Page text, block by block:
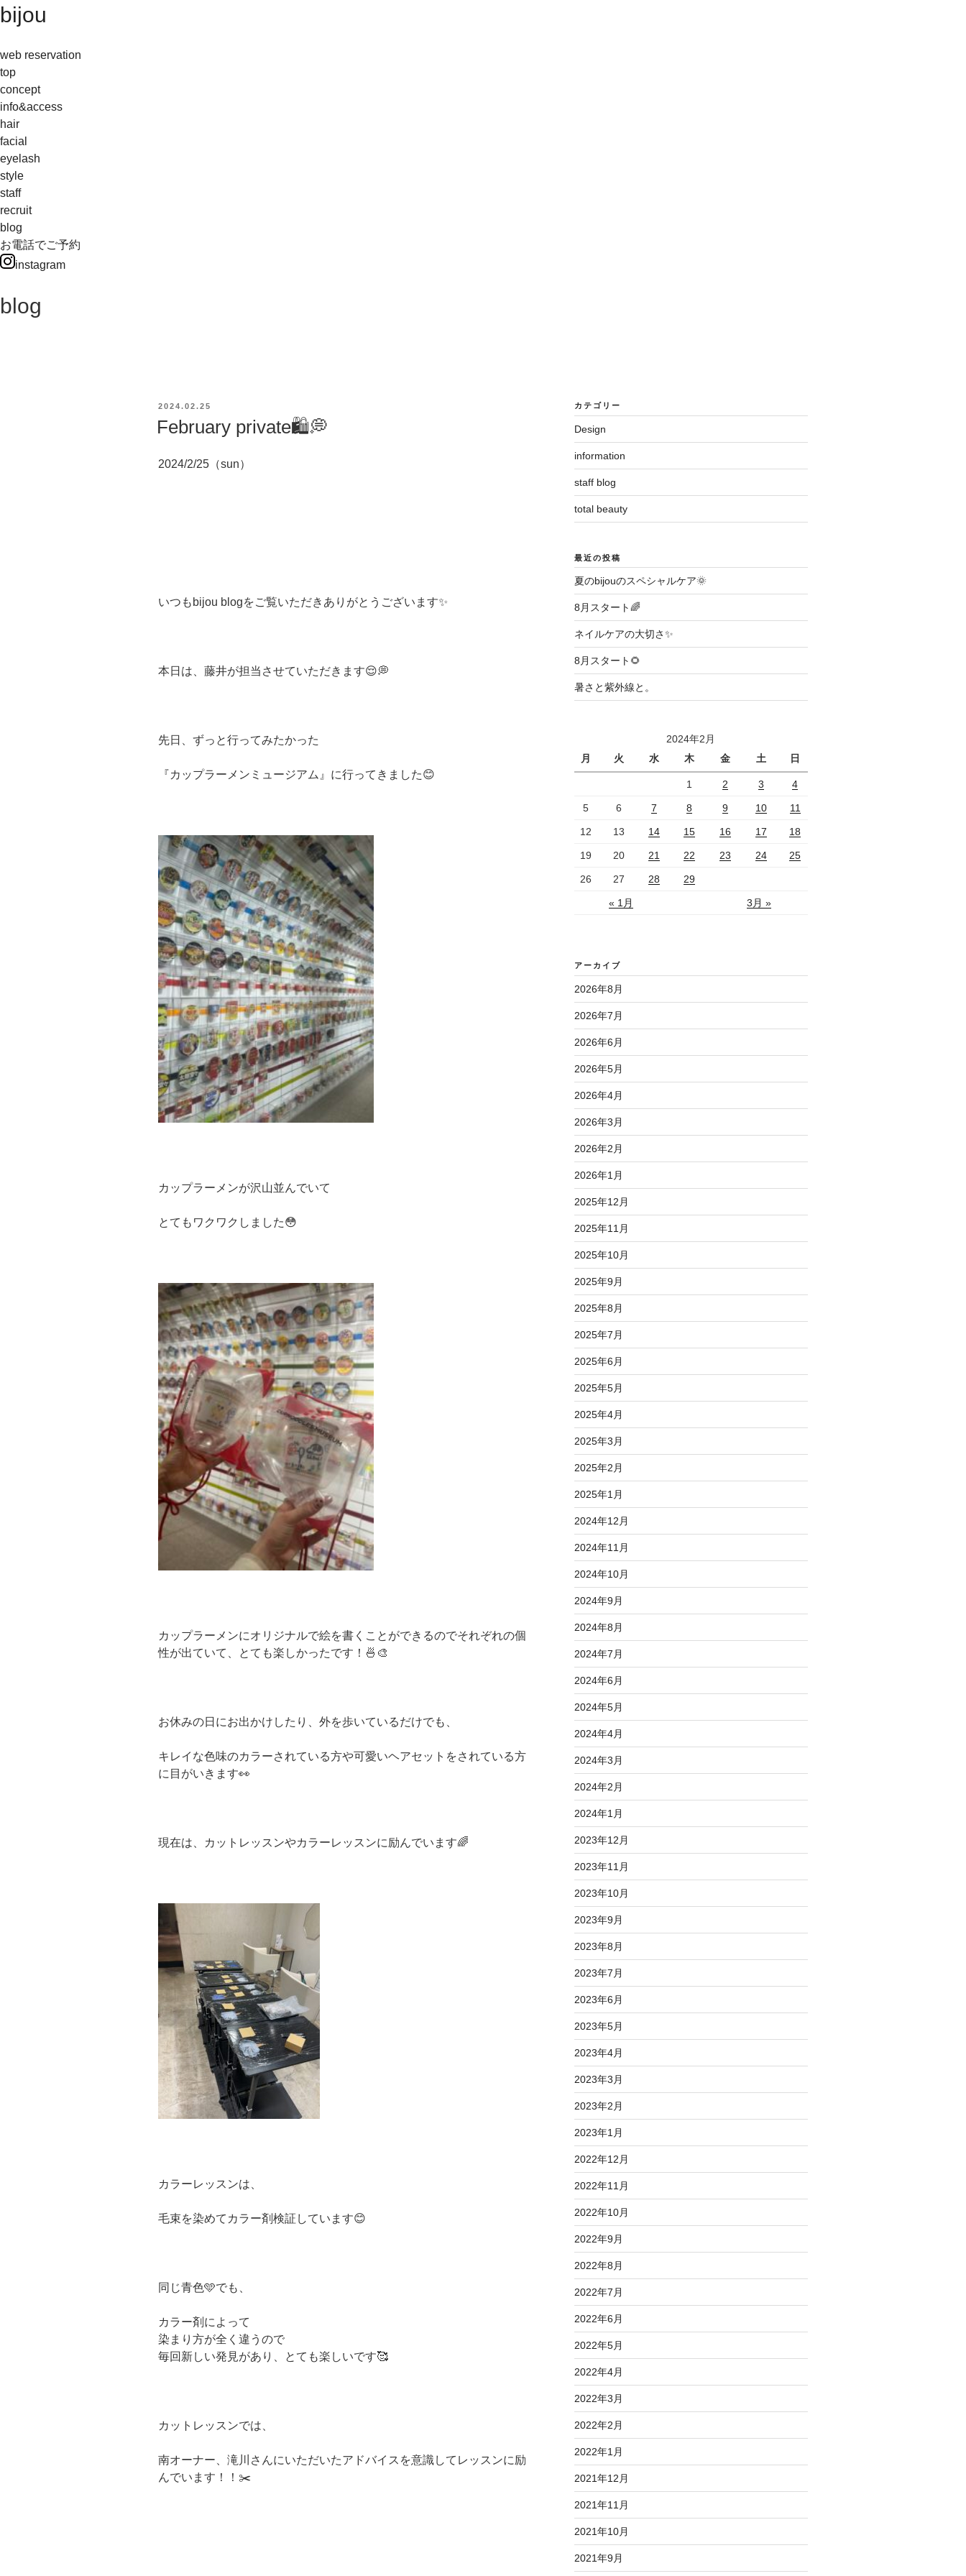
bijou
web reservation
top
concept
info&access
hair
facial
eyelash
style
staff
recruit
blog
お電話でご予約
instagram
blog
投
日:
2024.02.25
February private🛍️💭
2024/2/25（sun）
いつもbijou blogをご覧いただきありがとうございます✨
本日は、藤井が担当させていただきます😌💭
先日、ずっと行ってみたかった
『カップラーメンミュージアム』に行ってきました😊
カップラーメンが沢山並んでいて
とてもワクワクしました😳
カップラーメンにオリジナルで絵を書くことができるのでそれぞれの個
性が出ていて、とても楽しかったです！🍜🎨
お休みの日にお出かけしたり、外を歩いているだけでも、
キレイな色味のカラーされている方や可愛いヘアセットをされている方
に目がいきます👀
現在は、カットレッスンやカラーレッスンに励んでいます🌈
カラーレッスンは、
毛束を染めてカラー剤検証しています😊
同じ青色🩵でも、
カラー剤によって
染まり方が全く違うので
毎回新しい発見があり、とても楽しいです🥰
カットレッスンでは、
南オーナー、滝川さんにいただいたアドバイスを意識してレッスンに励
んでいます！！✂️
カテゴリー
Design
information
staff blog
total beauty
最近の投稿
夏のbijouのスペシャルケア🌞
8月スタート🌈
ネイルケアの大切さ✨
8月スタート🌻
暑さと紫外線と。
2024年2月
月
火 水 木 金 土 日
« 1月 3月 »
1 2 3 4
5 6 7 8 9 10 11
12 13 14 15 16 17 18
19 20 21 22 23 24 25
26 27 28 29
アーカイブ
2026年8月
2026年7月
2026年6月
2026年5月
2026年4月
2026年3月
2026年2月
2026年1月
2025年12月
2025年11月
2025年10月
2025年9月
2025年8月
2025年7月
2025年6月
2025年5月
2025年4月
2025年3月
2025年2月
2025年1月
2024年12月
2024年11月
2024年10月
2024年9月
2024年8月
2024年7月
2024年6月
2024年5月
2024年4月
2024年3月
2024年2月
2024年1月
2023年12月
2023年11月
2023年10月
2023年9月
2023年8月
2023年7月
2023年6月
2023年5月
2023年4月
2023年3月
2023年2月
2023年1月
2022年12月
2022年11月
2022年10月
2022年9月
2022年8月
2022年7月
2022年6月
2022年5月
2022年4月
2022年3月
2022年2月
2022年1月
2021年12月
2021年11月
2021年10月
2021年9月